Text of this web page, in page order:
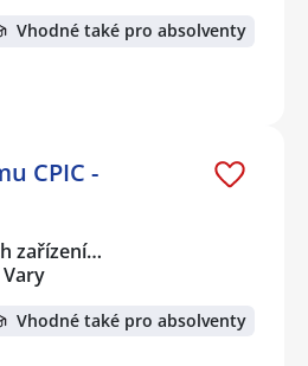
Vhodné také pro absolventy
CPIC -
zařízení…
Vhodné také pro absolventy